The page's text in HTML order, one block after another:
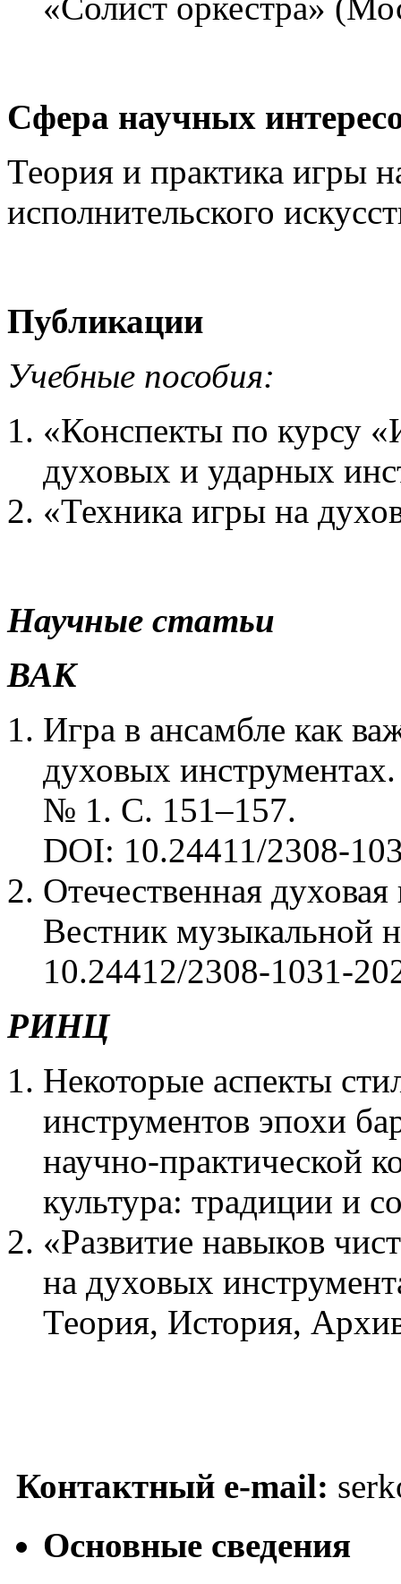
Сфера научных
Теория и практика игры
исполнительского
Публикации
Учебные пособия:
«Конспекты по курсу
духовых и ударных
«Техника игры на
Научные статьи
ВАК
Игра в ансамбле как
духовых
№ 1. С. 151–157.
DOI: 10.24411/2308-
Отечественная
Вестник музыкальной
10.24412/2308-1031-
РИНЦ
Некоторые аспекты
инструментов эпохи
научно-практической
культура: традиции и
«Развитие навыков
на духовых
Теория, История,
Контактный e-mail:
Основные сведения